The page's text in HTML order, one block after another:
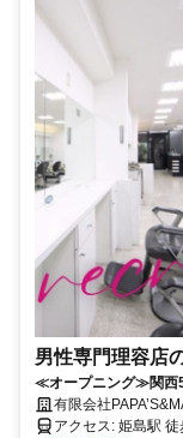
男性専門理容店
≪オープニング≫関西
集客・指名不要で安定
有限会社
アクセス: 姫島